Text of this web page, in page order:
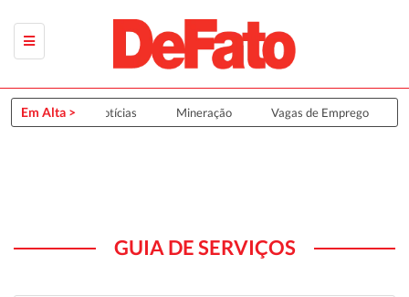
Em Alta >Últimas Notícias Mineração Vagas de Emprego
GUIA DE SERVIÇOS